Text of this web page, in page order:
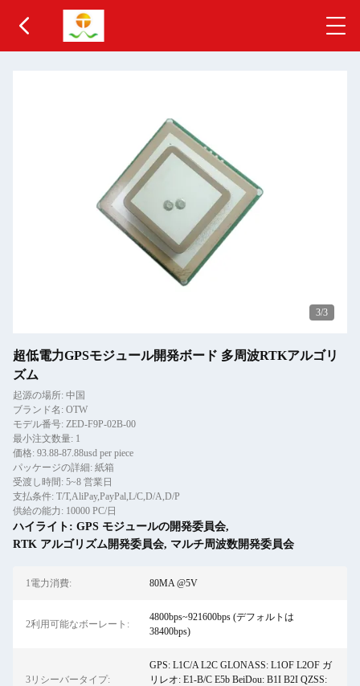
3/3
超低電力GPSモジュール開発ボード 多周波RTKアルゴリ
ズム
起源の場所: 中国
ブランド名: OTW
モデル番号: ZED-F9P-02B-00
最小注文数量: 1
価格: 93.88-87.88usd per piece
パッケージの詳細: 紙箱
受渡し時間: 5~8 営業日
支払条件: T/T,AliPay,PayPal,L/C,D/A,D/P
供給の能力: 10000 PC/日
ハイライト: GPS モジュールの開発委員会,
RTK アルゴリズム開発委員会, マルチ周波数開発委員会
1電力消費: 80MA @5V
2利用可能なボーレート:
4800bps~921600bps (デフォルトは
38400bps)
3リシーバータイプ:
GPS: L1C/A L2C GLONASS: L1OF L2OF ガ
リレオ: E1-B/C E5b BeiDou: B1I B2I QZSS: